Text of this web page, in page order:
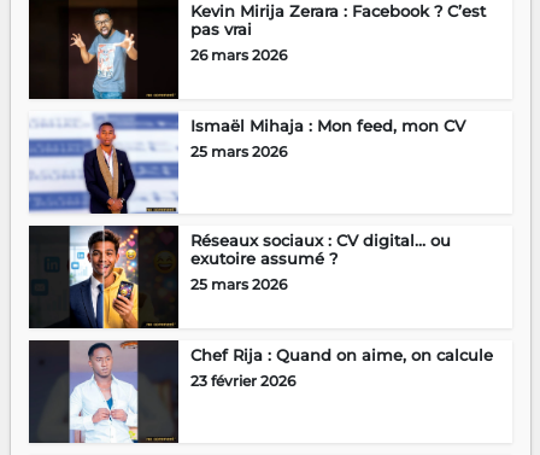
Kevin Mirija Zerara : Facebook ? C’est
pas vrai
26 mars 2026
Ismaël Mihaja : Mon feed, mon CV
25 mars 2026
Réseaux sociaux : CV digital… ou
exutoire assumé ?
25 mars 2026
Chef Rija : Quand on aime, on calcule
23 février 2026